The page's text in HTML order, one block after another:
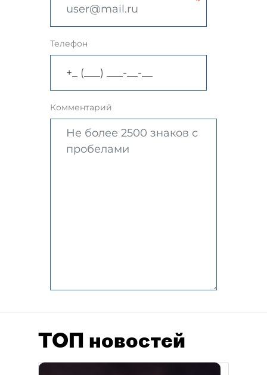
Телефон
Комментарий
ТОП новостей